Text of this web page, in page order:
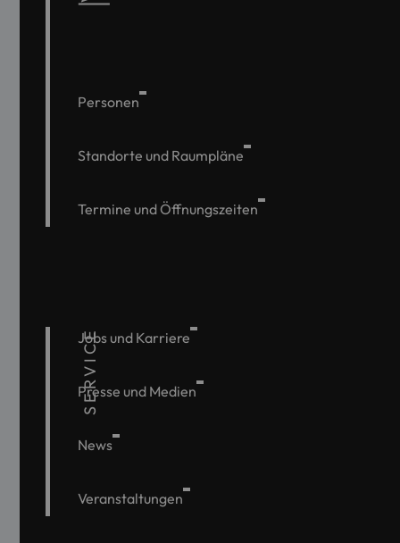
Personen
Standorte und Raumpläne
Termine und Öffnungszeiten
SERVICE
Jobs und Karriere
Presse und Medien
News
Veranstaltungen